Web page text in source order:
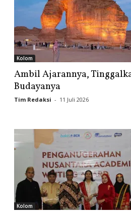
Kolom
Ambil Ajarannya,
Budayanya
Tim Redaksi - 11 Juli 2026
Kolom